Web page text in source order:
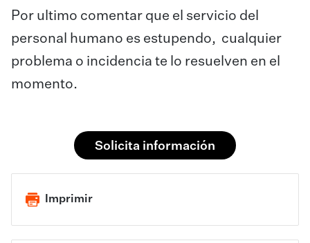
Por ultimo comentar que el servicio del
personal humano es estupendo, cualquier
problema o incidencia te lo resuelven en el
momento.
Solicita información
Imprimir